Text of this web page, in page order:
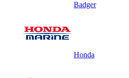
Badger
Honda